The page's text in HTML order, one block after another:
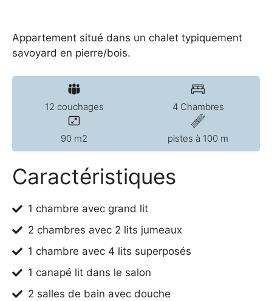
Appartement situé dans un chalet typiquement
savoyard en pierre/bois.
12 couchages 4 Chambres
90 m2 pistes à 100 m
Caractéristiques
1 chambre avec grand lit
2 chambres avec 2 lits jumeaux
1 chambre avec 4 lits superposés
1 canapé lit dans le salon
2 salles de bain avec douche